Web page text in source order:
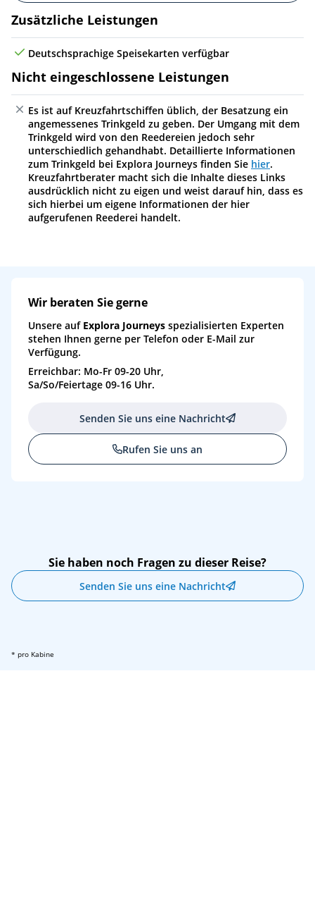
Zusätzliche Leistungen
Deutschsprachige Speisekarten verfügbar
Nicht eingeschlossene Leistungen
Es ist auf Kreuzfahrtschiffen üblich, der Besatzung ein
angemessenes Trinkgeld zu geben. Der Umgang mit dem
Trinkgeld wird von den Reedereien jedoch sehr
unterschiedlich gehandhabt. Detaillierte Informationen
zum Trinkgeld bei Explora Journeys finden Sie hier.
Kreuzfahrtberater macht sich die Inhalte dieses Links
ausdrücklich nicht zu eigen und weist darauf hin, dass es
sich hierbei um eigene Informationen der hier
aufgerufenen Reederei handelt.
Wir beraten Sie gerne
Unsere auf Explora Journeys spezialisierten Experten
stehen Ihnen gerne per Telefon oder E-Mail zur
Verfügung.
Erreichbar: Mo-Fr 09-20 Uhr,
Sa/So/Feiertage 09-16 Uhr.
Senden Sie uns eine Nachricht
Rufen Sie uns an
Sie haben noch Fragen zu dieser Reise?
Senden Sie uns eine Nachricht
* pro Kabine